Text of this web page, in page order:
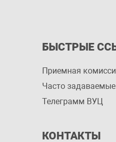
БЫСТРЫЕ
Приемная
Часто
Телеграмм ВУЦ
КОНТАКТЫ